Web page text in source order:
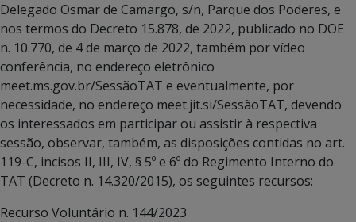
Delegado Osmar de Camargo, s/n, Parque dos Poderes, e
nos termos do Decreto 15.878, de 2022, publicado no DOE
n. 10.770, de 4 de março de 2022, também por vídeo
conferência, no endereço eletrônico
meet.ms.gov.br/SessãoTAT e eventualmente, por
necessidade, no endereço meet.jit.si/SessãoTAT, devendo
os interessados em participar ou assistir à respectiva
sessão, observar, também, as disposições contidas no art.
119-C, incisos II, III, IV, § 5º e 6º do Regimento Interno do
TAT (Decreto n. 14.320/2015), os seguintes recursos:
Recurso Voluntário n. 144/2023